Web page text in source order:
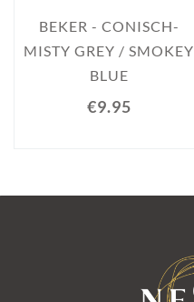
BEKER - CONISCH-
MISTY GREY / SMOKEY
BLUE
€9.95